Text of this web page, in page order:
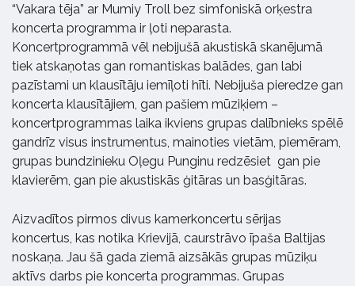
“Vakara tēja” ar Mumiy Troll bez simfoniskā orķestra
koncerta programma ir ļoti neparasta.
Koncertprogrammā vēl nebijušā akustiskā skanējumā
tiek atskaņotas gan romantiskas balādes, gan labi
pazīstami un klausītāju iemīļoti hīti. Nebijuša pieredze gan
koncerta klausītājiem, gan pašiem mūziķiem –
koncertprogrammas laika ikviens grupas dalībnieks spēlē
gandrīz visus instrumentus, mainoties vietām, piemēram,
grupas bundzinieku Oļegu Punginu redzēsiet gan pie
klavierēm, gan pie akustiskās ģitāras un basģitāras.
Aizvadītos pirmos divus kamerkoncertu sērijas
koncertus, kas notika Krievijā, caurstrāvo īpaša Baltijas
noskaņa. Jau šā gada ziemā aizsākās grupas mūziķu
aktīvs darbs pie koncerta programmas. Grupas